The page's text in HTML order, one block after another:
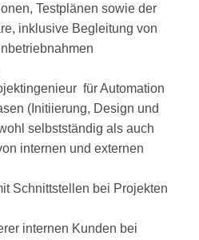
Testplänen sowie der
inklusive Begleitung von
für Automation
(Initiierung, Design und
selbstständig als auch
internen und externen
Schnittstellen bei Projekten
internen Kunden bei